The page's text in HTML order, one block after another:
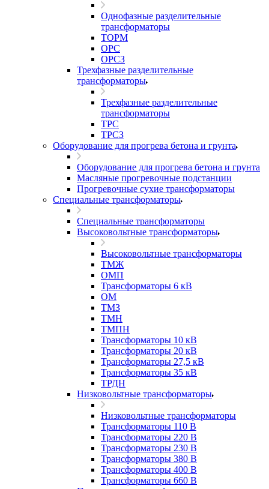
Однофазные разделительные
трансформаторы
ТОРМ
ОРС
ОРСЗ
Трехфазные разделительные
трансформаторы
Трехфазные разделительные
трансформаторы
ТРС
ТРСЗ
Оборудование для прогрева бетона и грунта
Оборудование для прогрева бетона и грунта
Масляные прогревочные подстанции
Прогревочные сухие трансформаторы
Специальные трансформаторы
Специальные трансформаторы
Высоковольтные трансформаторы
Высоковольтные трансформаторы
ТМЖ
ОМП
Трансформаторы 6 кВ
ОМ
ТМЗ
ТМН
ТМПН
Трансформаторы 10 кВ
Трансформаторы 20 кВ
Трансформаторы 27,5 кВ
Трансформаторы 35 кВ
ТРДН
Низковольтные трансформаторы
Низковольтные трансформаторы
Трансформаторы 110 В
Трансформаторы 220 В
Трансформаторы 230 В
Трансформаторы 380 В
Трансформаторы 400 В
Трансформаторы 660 В